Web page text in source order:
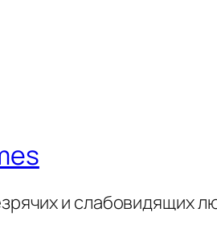
и слабовидящих